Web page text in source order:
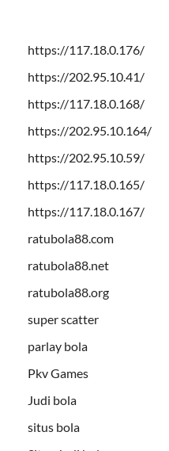
https://117.18.0.176/
https://202.95.10.41/
https://117.18.0.168/
https://202.95.10.164/
https://202.95.10.59/
https://117.18.0.165/
https://117.18.0.167/
ratubola88.com
ratubola88.net
ratubola88.org
super scatter
parlay bola
Pkv Games
Judi bola
situs bola